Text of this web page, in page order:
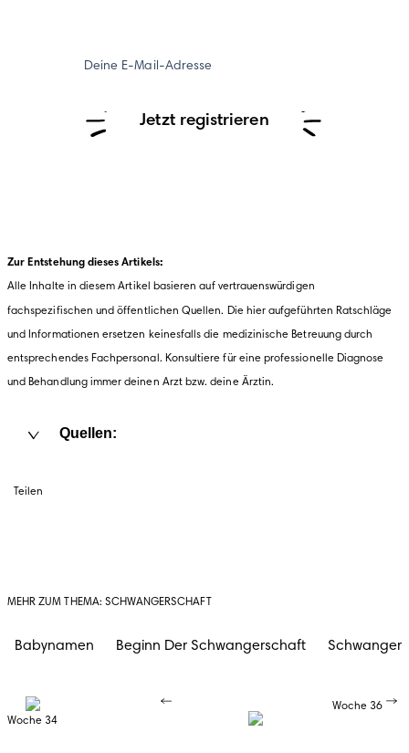
Deine E-Mail-Adresse
Jetzt registrieren
Zur Entstehung dieses Artikels:
Alle Inhalte in diesem Artikel basieren auf vertrauenswürdigen
fachspezifischen und öffentlichen Quellen. Die hier aufgeführten Ratschläge
und Informationen ersetzen keinesfalls die medizinische Betreuung durch
entsprechendes Fachpersonal. Konsultiere für eine professionelle Diagnose
und Behandlung immer deinen Arzt bzw. deine Ärztin.
Quellen:
Teilen
MEHR ZUM THEMA: SCHWANGERSCHAFT
Babynamen Beginn Der Schwangerschaft
Woche 34
Woche 36